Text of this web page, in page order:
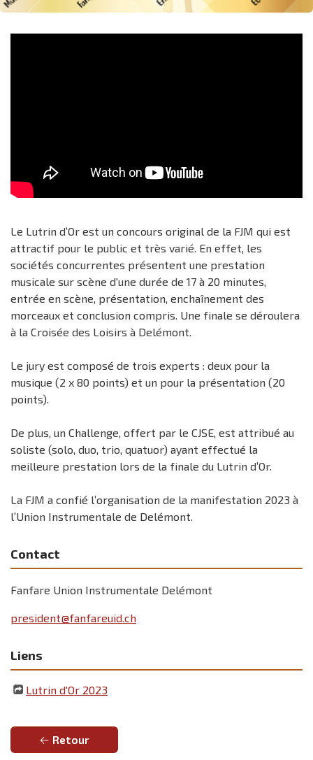
Le Lutrin d’Or est un concours original de la FJM qui est
attractif pour le public et très varié. En effet, les
sociétés concurrentes présentent une prestation
musicale sur scène d'une durée de 17 à 20 minutes,
entrée en scène, présentation, enchaînement des
morceaux et conclusion compris. Une finale se déroulera
à la Croisée des Loisirs à Delémont.
Le jury est composé de trois experts : deux pour la
musique (2 x 80 points) et un pour la présentation (20
points).
De plus, un Challenge, offert par le CJSE, est attribué au
soliste (solo, duo, trio, quatuor) ayant effectué la
meilleure prestation lors de la finale du Lutrin d’Or.
La FJM a confié l’organisation de la manifestation 2023 à
l’Union Instrumentale de Delémont.
Contact
Fanfare Union Instrumentale Delémont
president@fanfareuid.ch
Liens
Lutrin d'Or 2023
Retour